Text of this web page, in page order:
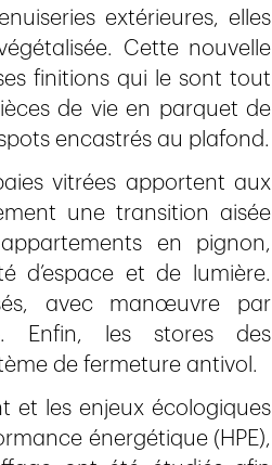
extérieures, elles
Cette nouvelle
finitions qui le sont tout
de vie en parquet de
encastrés au plafond.
vitrées apportent aux
une transition aisée
en pignon,
d’espace et de lumière.
avec manœuvre par
Enfin, les stores des
de fermeture antivol.
et les enjeux écologiques
énergétique (HPE),